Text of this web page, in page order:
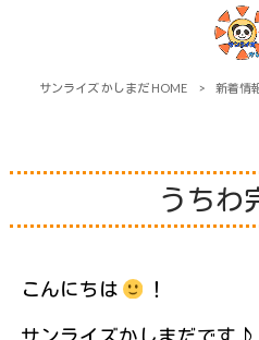
サンライズ かしまだ HOME > 新着情
うち
こんにちは ！